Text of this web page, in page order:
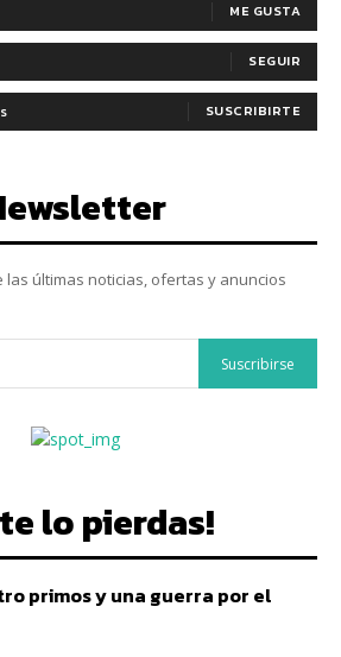
ME GUSTA
SEGUIR
SUSCRIBIRTE
las últimas noticias, ofertas y anuncios
Suscribirse
te lo pierdas!
primos y una guerra por el